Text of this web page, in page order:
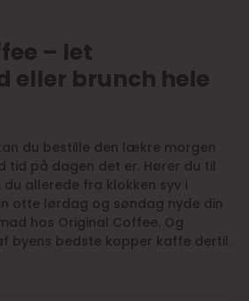
– let
eller brunch hele
du bestille den lækre morgen
tid på dagen det er. Hører du til
allerede fra klokken syv i
otte lørdag og søndag nyde din
hos Original Coffee. Og
byens bedste kopper kaffe dertil.